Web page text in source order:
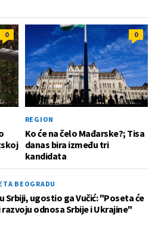
0 0
REGION
Ko će na čelo Mađarske?; Tisa
danas bira između tri
kandidata
BEOGRADU
Srbiji, ugostio ga Vučić: "Poseta će
odnosa Srbije i Ukrajine"